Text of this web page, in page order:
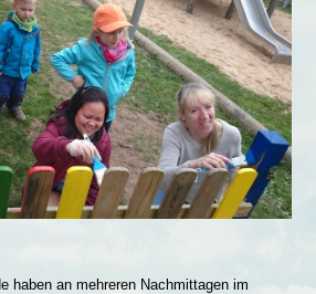
haben an mehreren Nachmittagen im